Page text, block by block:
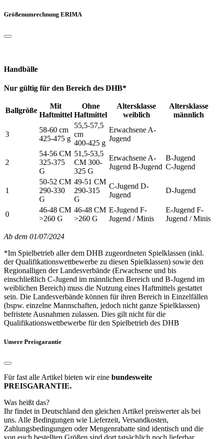
Größenumrechnung ERIMA
Handbälle
Nur gültig für den Bereich des DHB*
Ballgröße
Mit
Haftmittel
Ohne
Haftmittel
Altersklasse
weiblich
Altersklasse
männlich
3
58-60 cm
425-475 g
55,5-57,5
cm
400-425 g
Erwachsene A-
Jugend
2
54-56 CM
325-375
G
51,5-53,5
CM 300-
325 G
Erwachsene A-
Jugend B-Jugend
B-Jugend
C-Jugend
1
50-52 CM
290-330
G
49-51 CM
290-315
G
C-Jugend D-
Jugend
D-Jugend
0
46-48 CM
>260 G
46-48 CM
>260 G
E-Jugend F-
Jugend / Minis
E-Jugend F-
Jugend / Minis
Ab dem 01/07/2024
*Im Spielbetrieb aller dem DHB zugeordneten Spielklassen (inkl.
der Qualifikationswettbewerbe zu diesen Spielklassen) sowie den
Regionalligen der Landesverbände (Erwachsene und bis
einschließlich C-Jugend im männlichen Bereich und B-Jugend im
weiblichen Bereich) muss die Nutzung eines Haftmittels gestattet
sein. Die Landesverbände können für ihren Bereich in Einzelfällen
(bspw. einzelne Mannschaften, jedoch nicht ganze Spielklassen)
befristete Ausnahmen zulassen. Dies gilt nicht für die
Qualifikationswettbewerbe für den Spielbetrieb des DHB
Unsere Preisgarantie
Für fast alle Artikel bieten wir eine bundesweite
PREISGARANTIE.
Was heißt das?
Ihr findet in Deutschland den gleichen Artikel preiswerter als bei
uns. Alle Bedingungen wie Lieferzeit, Versandkosten,
Zahlungsbedingungen oder Mengenrabatte sind identisch und die